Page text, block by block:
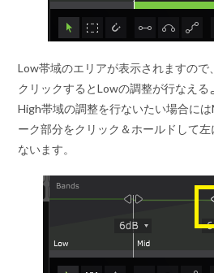
Low帯域のエリアが表示されますので
クリックするとLowの調整が行なえる
High帯域の調整を行ないたい場合に
ーク部分をクリック＆ホールドして
ないます。